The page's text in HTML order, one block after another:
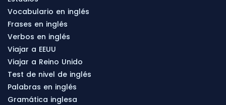
Vocabulario en inglés
Frases en inglés
Verbos en inglés
Viajar a EEUU
Viajar a Reino Unido
Test de nivel de inglés
Palabras en inglés
Gramática inglesa